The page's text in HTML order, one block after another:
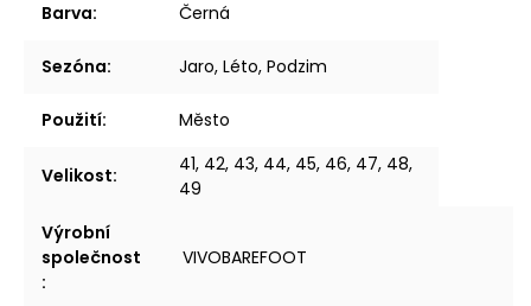
Barva: Černá
Sezóna: Jaro, Léto, Podzim
Použití: Město
Velikost:
41, 42, 43, 44, 45, 46, 47, 48,
49
Výrobní
společnost
:
VIVOBAREFOOT